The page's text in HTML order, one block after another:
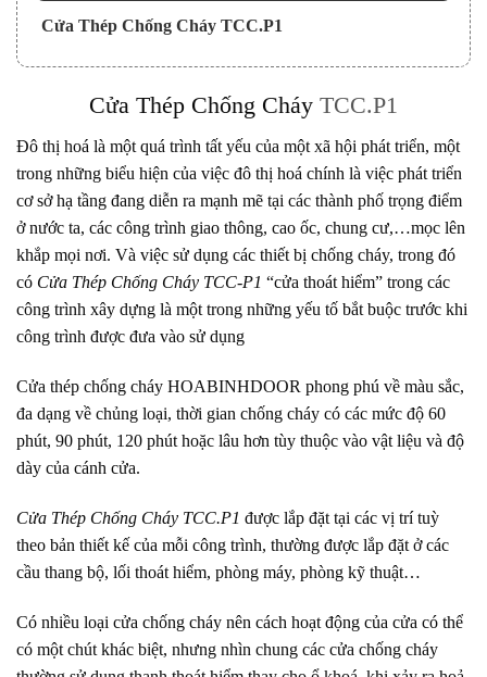
Cửa Thép Chống Cháy TCC.P1
Cửa Thép Chống Cháy TCC.P1
Đô thị hoá là một quá trình tất yếu của một xã hội phát triển, một
trong những biểu hiện của việc đô thị hoá chính là việc phát triển
cơ sở hạ tầng đang diễn ra mạnh mẽ tại các thành phố trọng điểm
ở nước ta, các công trình giao thông, cao ốc, chung cư,…mọc lên
khắp mọi nơi. Và việc sử dụng các thiết bị chống cháy, trong đó
có Cửa Thép Chống Cháy TCC-P1 “cửa thoát hiểm” trong các
công trình xây dựng là một trong những yếu tố bắt buộc trước khi
công trình được đưa vào sử dụng
Cửa thép chống cháy HOABINHDOOR phong phú về màu sắc,
đa dạng về chủng loại, thời gian chống cháy có các mức độ 60
phút, 90 phút, 120 phút hoặc lâu hơn tùy thuộc vào vật liệu và độ
dày của cánh cửa.
Cửa Thép Chống Cháy TCC.P1 được lắp đặt tại các vị trí tuỳ
theo bản thiết kế của mỗi công trình, thường được lắp đặt ở các
cầu thang bộ, lối thoát hiểm, phòng máy, phòng kỹ thuật…
Có nhiều loại cửa chống cháy nên cách hoạt động của cửa có thể
có một chút khác biệt, nhưng nhìn chung các cửa chống cháy